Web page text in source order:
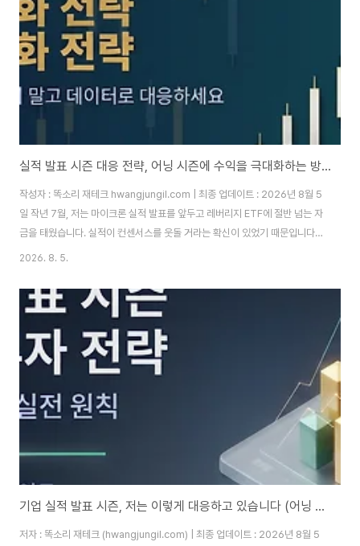
10여 년 전 비슷한 상품으로 손실을 본 경험이 있기 때문입니다.레버리지..
실적 발표 시즌 대응 전략, 어닝 시즌에 수익을 극대화하는 방법과 주의점
작성자 : 똑소리 재테크 hwangjungil.com | 최종 업데이트 : 2026년 8월 5
일 작년 7월, 저는 마이크론 실적 발표를 앞두고 레버리지 ETF에 절반 넘는 자
금을 태웠습니다. 실적이 컨센서스를 웃돌 거라는 확신이 있었기 때문입니다.
결과는 예상대로 서프라이즈였지만, 정작 제 계좌는 웃지 못했습니다. 발표 당
이너스로 마감했고, 저는 레버리지 상품의 롤오버 비용과 슬리피지까지 한꺼번
에 체험했습니다. 그날 이후 저는 어닝 시즌 대응 방식을 완전히 바꿨습니다. 이
글에서는 그 시행착오를 바탕으로, 실적 발표 시즌에 감정이 아니라 데이터로
대응하는 방법을 정리해보겠습니다.실적 발표 시즌은 한 해 중 코스피와 코스
닥의 변동성..
2026. 8. 5.
기업 실적 발표 시즌, 저는 이렇게 대응하고 있습니다 (어닝 시즌 투자 전략 총정리)
저자 : 똑소리 재테크 (hwangjungil.com) | 최종 업데이트 : 2026년 8월 5